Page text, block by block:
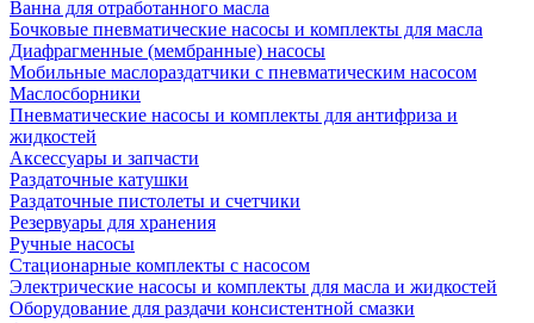
Ванна для отработанного масла
Бочковые пневматические насосы и комплекты для масла
Диафрагменные (мембранные) насосы
Мобильные маслораздатчики с пневматическим насосом
Маслосборники
Пневматические насосы и комплекты для антифриза и
жидкостей
Аксессуары и запчасти
Раздаточные катушки
Раздаточные пистолеты и счетчики
Резервуары для хранения
Ручные насосы
Стационарные комплекты с насосом
Электрические насосы и комплекты для масла и жидкостей
Оборудование для раздачи консистентной смазки